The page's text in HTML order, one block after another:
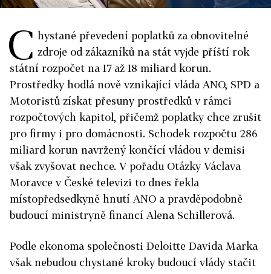
C hystané převedení poplatků za obnovitelné
zdroje od zákazníků na stát vyjde příští rok
státní rozpočet na 17 až 18 miliard korun.
Prostředky hodlá nově vznikající vláda ANO, SPD a
Motoristů získat přesuny prostředků v rámci
rozpočtových kapitol, přičemž poplatky chce zrušit
pro firmy i pro domácnosti. Schodek rozpočtu 286
miliard korun navržený končící vládou v demisi
však zvyšovat nechce. V pořadu Otázky Václava
Moravce v České televizi to dnes řekla
místopředsedkyně hnutí ANO a pravděpodobně
budoucí ministryně financí Alena Schillerová.
Podle ekonoma společnosti Deloitte Davida Marka
však nebudou chystané kroky budoucí vlády stačit